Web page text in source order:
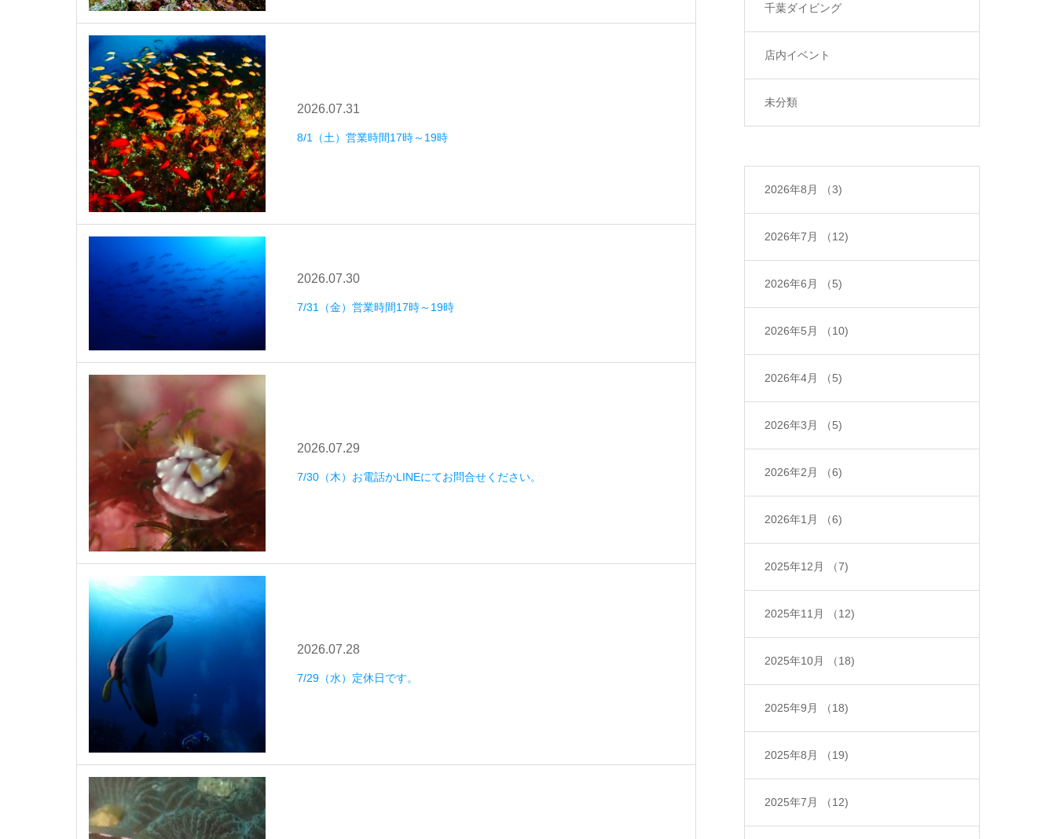
2026.07.31
8/1（土）営業時間17時～19時
2026.07.30
7/31（金）営業時間17時～19時
2026.07.29
7/30（木）お電話かLINEにてお問合せください。
2026.07.28
7/29（水）定休日です。
千葉ダイビング
店内イベント
未分類
2026年8月 （3)
2026年7月 （12)
2026年6月 （5)
2026年5月 （10)
2026年4月 （5)
2026年3月 （5)
2026年2月 （6)
2026年1月 （6)
2025年12月 （7)
2025年11月 （12)
2025年10月 （18)
2025年9月 （18)
2025年8月 （19)
2025年7月 （12)